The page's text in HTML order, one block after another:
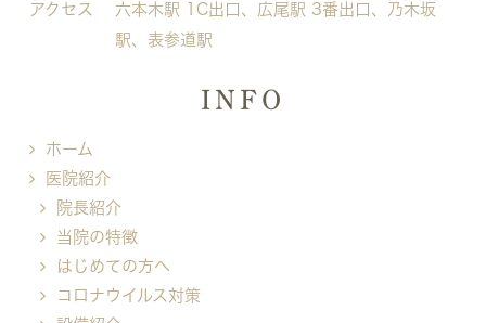
アクセス
六本木駅 1C出口、広尾駅 3番出口、乃木坂
駅、表参道駅
INFO
ホーム
医院紹介
院長紹介
当院の特徴
はじめての方へ
コロナウイルス対策